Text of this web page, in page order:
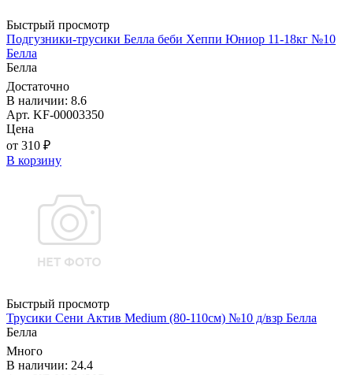
Быстрый просмотр
Подгузники-трусики Белла беби Хеппи Юниор 11-18кг №10
Белла
Белла
Достаточно
В наличии: 8.6
Арт. KF-00003350
Цена
от 310 ₽
В корзину
Быстрый просмотр
Трусики Сени Актив Medium (80-110см) №10 д/взр Белла
Белла
Много
В наличии: 24.4